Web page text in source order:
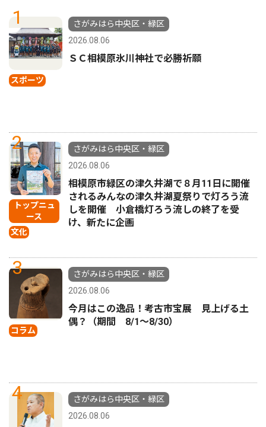
1
スポーツ
さがみはら中央区・緑区
2026.08.06
ＳＣ相模原氷川神社で必勝祈願
2
トップニュ
ース
文化
さがみはら中央区・緑区
2026.08.06
相模原市緑区の津久井湖で８月11日に開催
されるみんなの津久井湖夏祭りで灯ろう流
しを開催 小倉橋灯ろう流しの終了を受
け、新たに企画
3
コラム
さがみはら中央区・緑区
2026.08.06
今月はこの逸品！考古市宝展 見上げる土
偶？（期間 8/1〜8/30）
4
さがみはら中央区・緑区
2026.08.06